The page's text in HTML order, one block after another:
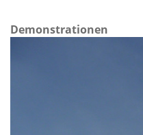
Demonstrationen